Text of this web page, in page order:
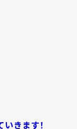
きます！